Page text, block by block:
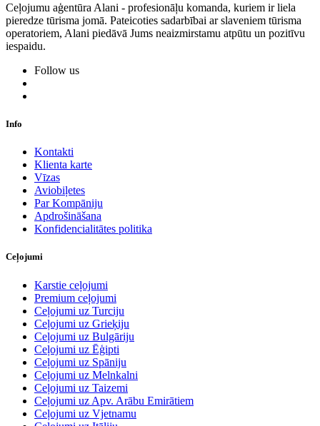
Ceļojumu aģentūra Alani - profesionāļu komanda, kuriem ir liela
pieredze tūrisma jomā. Pateicoties sadarbībai ar slaveniem tūrisma
operatoriem, Alani piedāvā Jums neaizmirstamu atpūtu un pozitīvu
iespaidu.
Follow us
Info
Kontakti
Klienta karte
Vīzas
Aviobiļetes
Par Kompāniju
Apdrošināšana
Konfidencialitātes politika
Ceļojumi
Karstie ceļojumi
Premium ceļojumi
Ceļojumi uz Turciju
Ceļojumi uz Grieķiju
Ceļojumi uz Bulgāriju
Ceļojumi uz Ēģipti
Ceļojumi uz Spāniju
Ceļojumi uz Melnkalni
Ceļojumi uz Taizemi
Ceļojumi uz Apv. Arābu Emirātiem
Ceļojumi uz Vjetnamu